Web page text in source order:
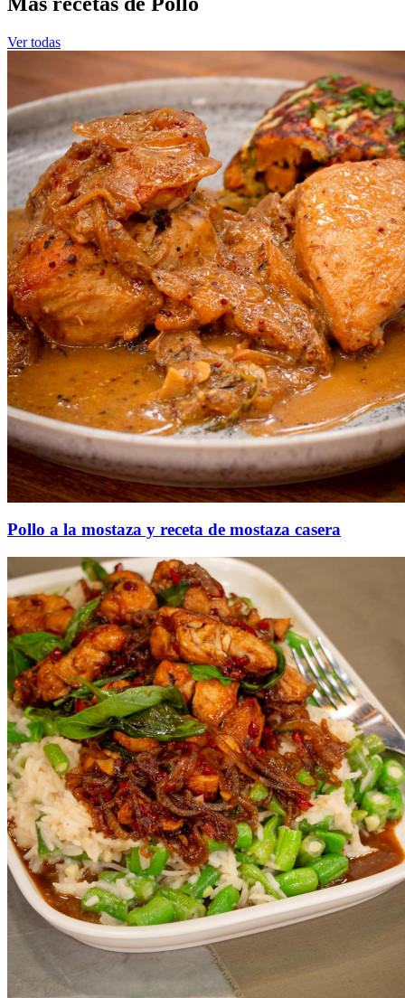
Ver todas
Pollo a la mostaza y receta de mostaza casera